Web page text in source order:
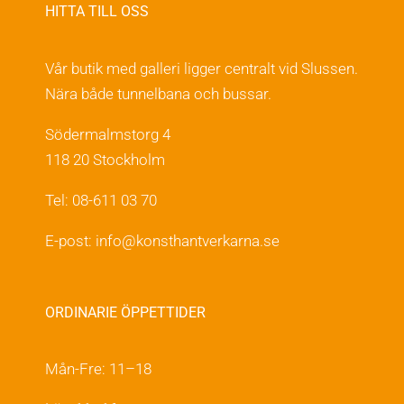
HITTA TILL OSS
Vår butik med galleri ligger centralt vid Slussen.
Nära både tunnelbana och bussar.
Södermalmstorg 4
118 20 Stockholm
Tel: 08-611 03 70
E-post: info@konsthantverkarna.se
ORDINARIE ÖPPETTIDER
Mån-Fre: 11–18